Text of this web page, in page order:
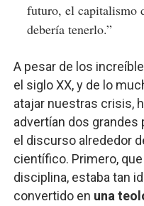
futuro, el capitalismo
debería tenerlo.”
A pesar de los
el siglo XX, y de lo
atajar nuestras crisis,
advertían dos
el discurso alrededor
científico. Primero,
disciplina, estaba tan
convertido en una